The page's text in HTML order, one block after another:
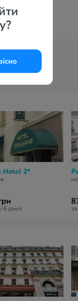
Hotel 2*
6 дней